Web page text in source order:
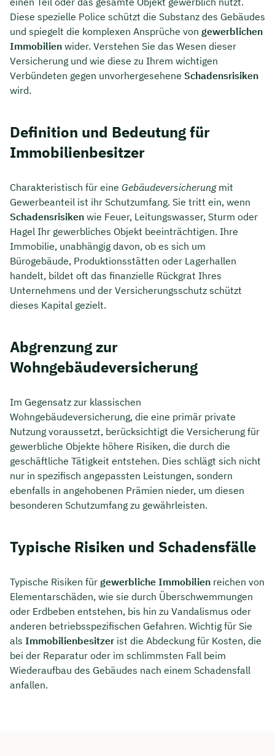
Diese spezielle Police schützt die Substanz des Gebäudes
und spiegelt die komplexen Ansprüche von gewerblichen
Immobilien wider. Verstehen Sie das Wesen dieser
Versicherung und wie diese zu Ihrem wichtigen
Verbündeten gegen unvorhergesehene Schadensrisiken
wird.
Definition und Bedeutung für
Immobilienbesitzer
Charakteristisch für eine Gebäudeversicherungmit
Gewerbeanteil ist ihr Schutzumfang. Sie tritt ein, wenn
Schadensrisiken wie Feuer, Leitungswasser, Sturm oder
Hagel Ihr gewerbliches Objekt beeinträchtigen. Ihre
Immobilie, unabhängig davon, ob es sich um
Bürogebäude, Produktionsstätten oder Lagerhallen
handelt, bildet oft das finanzielle Rückgrat Ihres
Unternehmens und der Versicherungsschutz schützt
dieses Kapital gezielt.
Abgrenzung zur
Wohngebäudeversicherung
Im Gegensatz zur klassischen
Wohngebäudeversicherung, die eine primär private
Nutzung voraussetzt, berücksichtigt die Versicherung für
gewerbliche Objekte höhere Risiken, die durch die
geschäftliche Tätigkeit entstehen. Dies schlägt sich nicht
nur in spezifisch angepassten Leistungen, sondern
ebenfalls in angehobenen Prämien nieder, um diesen
besonderen Schutzumfang zu gewährleisten.
Typische Risiken und Schadensfälle
Typische Risiken für gewerbliche Immobilien reichen von
Elementarschäden, wie sie durch Überschwemmungen
oder Erdbeben entstehen, bis hin zu Vandalismus oder
anderen betriebsspezifischen Gefahren. Wichtig für Sie
als Immobilienbesitzer ist die Abdeckung für Kosten, die
bei der Reparatur oder im schlimmsten Fall beim
Wiederaufbau des Gebäudes nach einem Schadensfall
anfallen.